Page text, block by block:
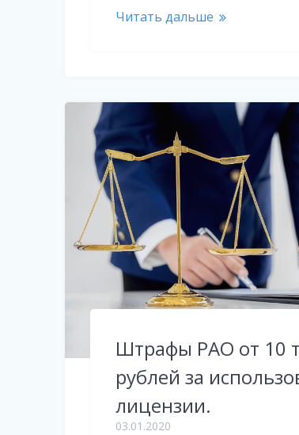
Читать дальше
Штрафы РАО от 10
рублей за
лицензии.
03.01.2020